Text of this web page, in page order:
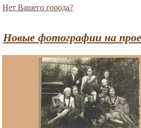
Нет Вашего города?
Новые фотографии на